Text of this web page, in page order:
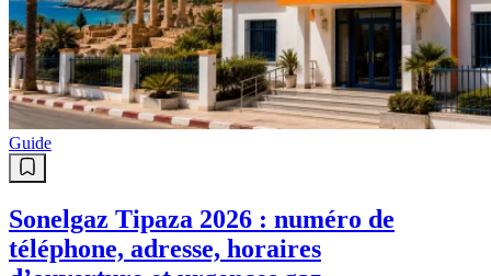
Guide
Sonelgaz Tipaza 2026 : numéro de
téléphone, adresse, horaires